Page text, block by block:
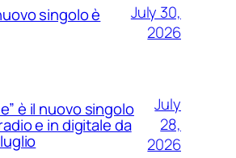
singolo è
July 30,
2026
è il nuovo singolo
e in digitale da
July
28,
2026